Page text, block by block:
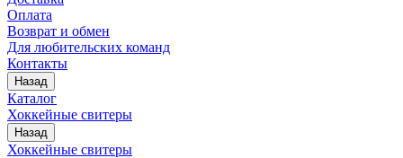
Оплата
Возврат и обмен
Для любительских команд
Контакты
Назад
Каталог
Хоккейные свитеры
Назад
Хоккейные свитеры